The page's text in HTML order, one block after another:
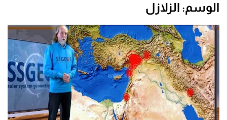
الوسم: الزلازل